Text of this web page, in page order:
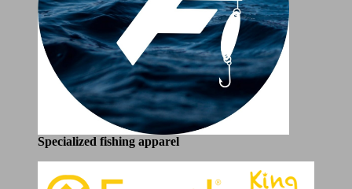
Specialized fishing apparel